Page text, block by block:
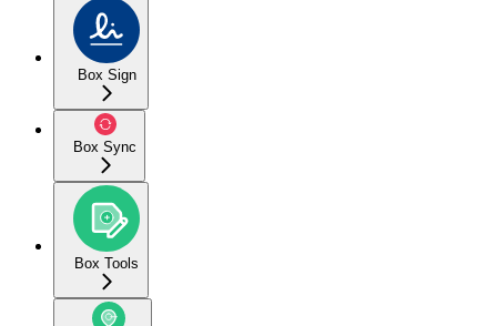
Box Sign
Box Sync
Box Tools